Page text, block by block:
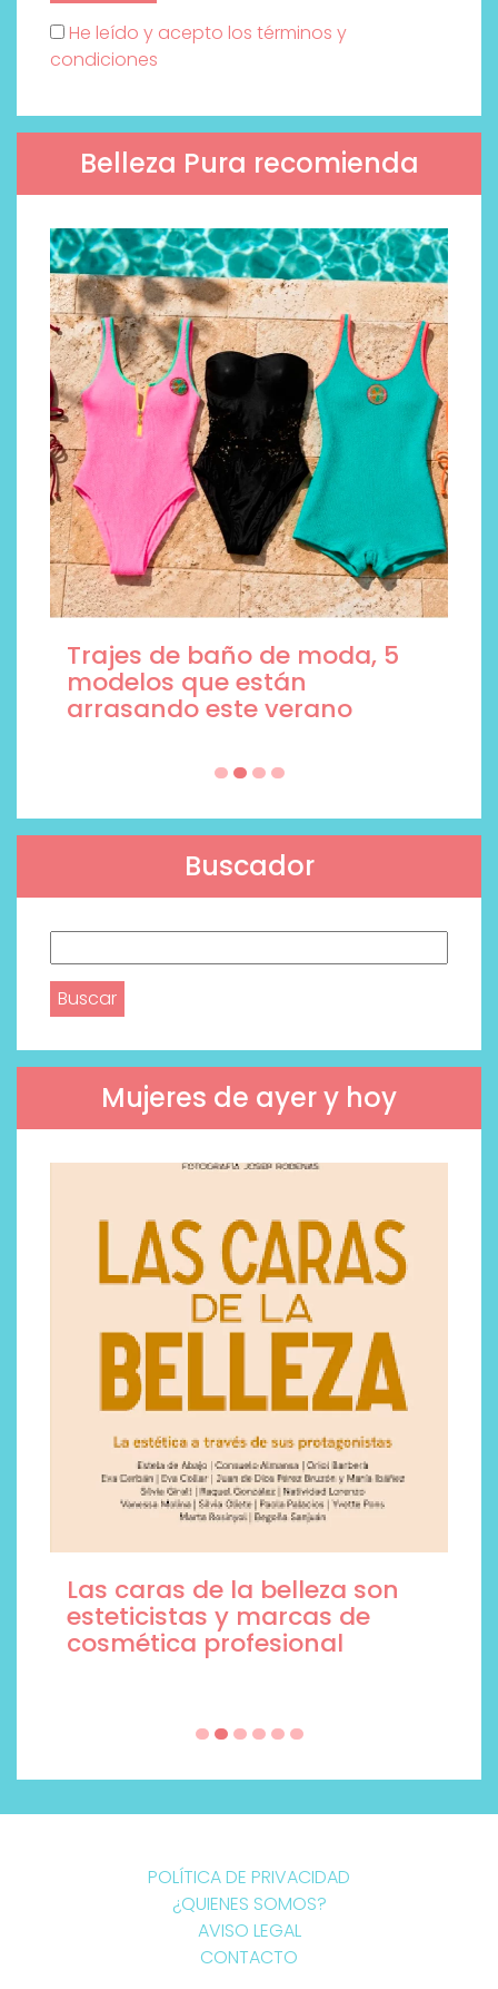
He leído y acepto los términos y
condiciones
Belleza Pura recomienda
Trajes de baño de moda, 5
modelos que están
arrasando este verano
Buscador
Mujeres de ayer y hoy
Las caras de la belleza son
esteticistas y marcas de
cosmética profesional
POLÍTICA DE PRIVACIDAD
¿QUIENES SOMOS?
AVISO LEGAL
CONTACTO